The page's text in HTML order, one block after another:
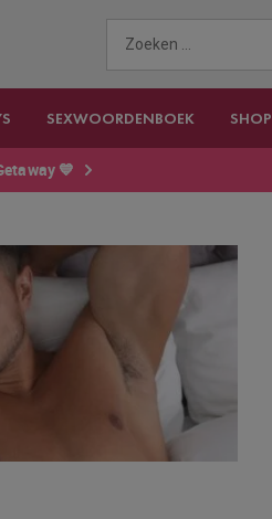
SEXWOORDENBOEK SHOP
💙